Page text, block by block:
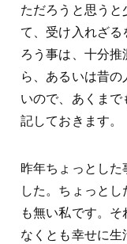
ただろうと思う
て、受け入れざ
ろう事は、十分
ら、あるいは昔
いので、あくま
記しておきます。
昨年ちょっとし
した。ちょっと
も無い私です。
なくとも幸せに